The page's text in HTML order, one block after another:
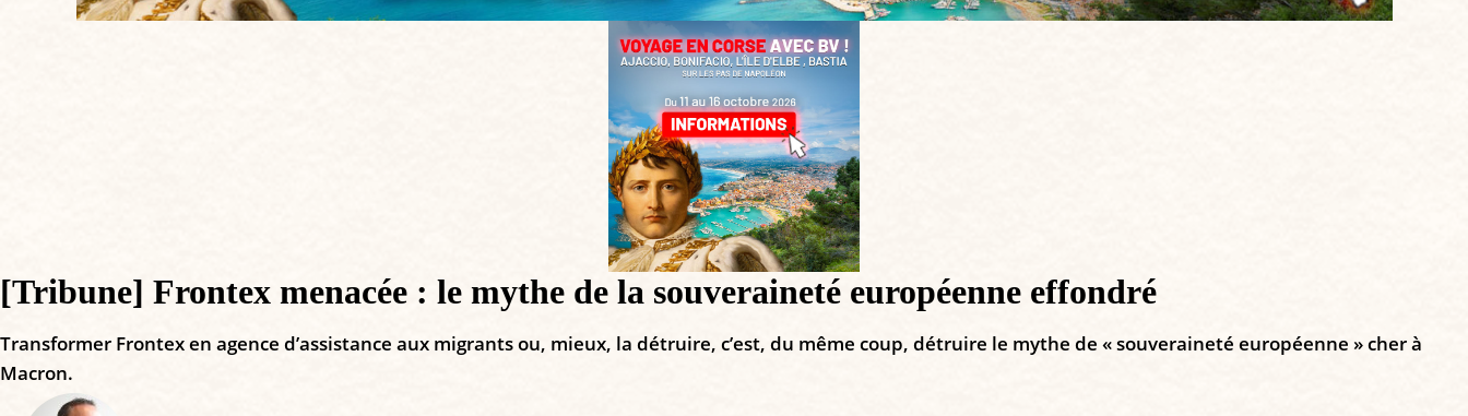
[Tribune] Frontex menacée : le mythe de la souveraineté européenne effondré
Transformer Frontex en agence d’assistance aux migrants ou, mieux, la détruire, c’est, du même coup, détruire le mythe de « souveraineté européenne » cher à
Macron.